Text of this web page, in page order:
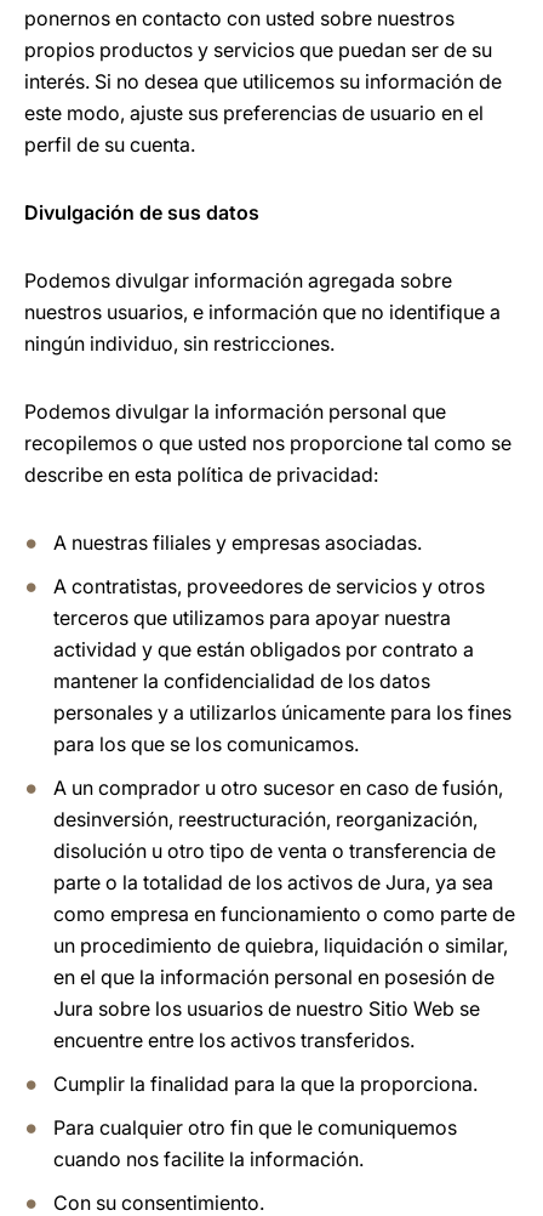
ponernos en contacto con usted sobre nuestros
propios productos y servicios que puedan ser de su
interés. Si no desea que utilicemos su información de
este modo, ajuste sus preferencias de usuario en el
perfil de su cuenta.
Divulgación de sus datos
Podemos divulgar información agregada sobre
nuestros usuarios, e información que no identifique a
ningún individuo, sin restricciones.
Podemos divulgar la información personal que
recopilemos o que usted nos proporcione tal como se
describe en esta política de privacidad:
A nuestras filiales y empresas asociadas.
A contratistas, proveedores de servicios y otros
terceros que utilizamos para apoyar nuestra
actividad y que están obligados por contrato a
mantener la confidencialidad de los datos
personales y a utilizarlos únicamente para los fines
para los que se los comunicamos.
A un comprador u otro sucesor en caso de fusión,
desinversión, reestructuración, reorganización,
disolución u otro tipo de venta o transferencia de
parte o la totalidad de los activos de Jura, ya sea
como empresa en funcionamiento o como parte de
un procedimiento de quiebra, liquidación o similar,
en el que la información personal en posesión de
Jura sobre los usuarios de nuestro Sitio Web se
encuentre entre los activos transferidos.
Cumplir la finalidad para la que la proporciona.
Para cualquier otro fin que le comuniquemos
cuando nos facilite la información.
Con su consentimiento.